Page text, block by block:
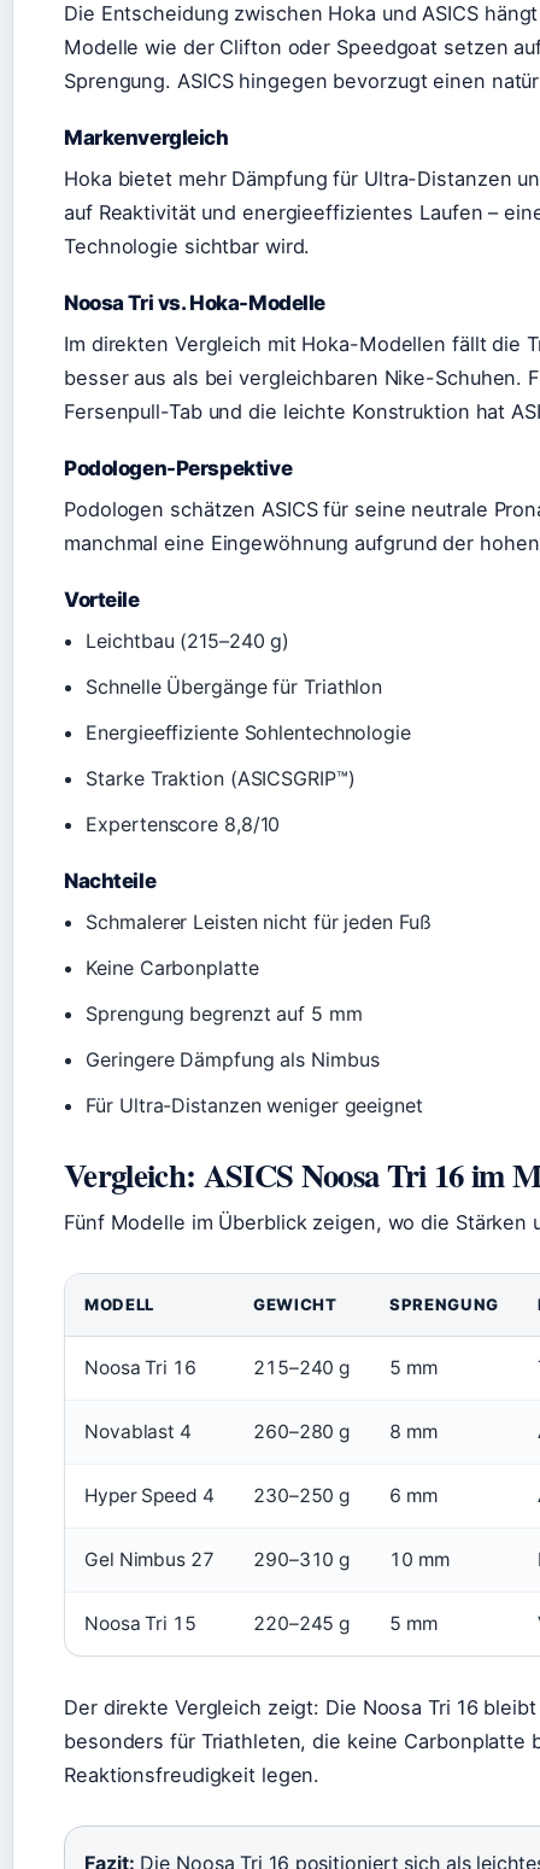
Die Entscheidung zwischen Hoka und ASICS
Modelle wie der Clifton oder Speedgoat setzen
Sprengung. ASICS hingegen bevorzugt einen
Markenvergleich
Hoka bietet mehr Dämpfung für Ultra-Distanzen
auf Reaktivität und energieeffizientes Laufen –
Technologie sichtbar wird.
Noosa Tri vs. Hoka-Modelle
Im direkten Vergleich mit Hoka-Modellen fällt die
besser aus als bei vergleichbaren Nike-Schuhen.
Fersenpull-Tab und die leichte Konstruktion hat
Podologen-Perspektive
Podologen schätzen ASICS für seine neutrale
manchmal eine Eingewöhnung aufgrund der
Vorteile
Leichtbau (215–240 g)
Schnelle Übergänge für Triathlon
Energieeffiziente Sohlentechnologie
Starke Traktion (ASICSGRIP™)
Expertenscore 8,8/10
Nachteile
Schmalerer Leisten nicht für jeden Fuß
Keine Carbonplatte
Sprengung begrenzt auf 5 mm
Geringere Dämpfung als Nimbus
Für Ultra-Distanzen weniger geeignet
Vergleich: ASICS Noosa Tri 16 im
Fünf Modelle im Überblick zeigen, wo die Stärken
MODELL GEWICHT SPRENGUNG
Noosa Tri 16 215–240 g 5 mm
Novablast 4 260–280 g 8 mm
Hyper Speed 4 230–250 g 6 mm
Gel Nimbus 27 290–310 g 10 mm
Noosa Tri 15 220–245 g 5 mm
Der direkte Vergleich zeigt: Die Noosa Tri 16
besonders für Triathleten, die keine Carbonplatte
Reaktionsfreudigkeit legen.
Fazit: Die Noosa Tri 16 positioniert sich als